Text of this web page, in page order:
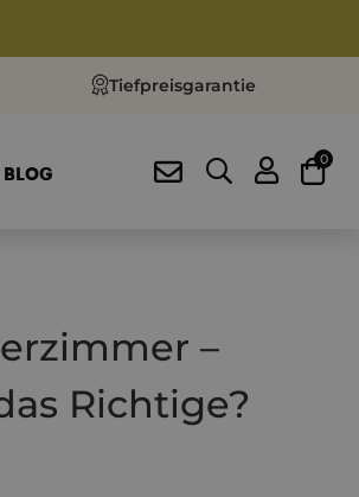
Tiefpreisgarantie
BLOG
0
–
Richtige?